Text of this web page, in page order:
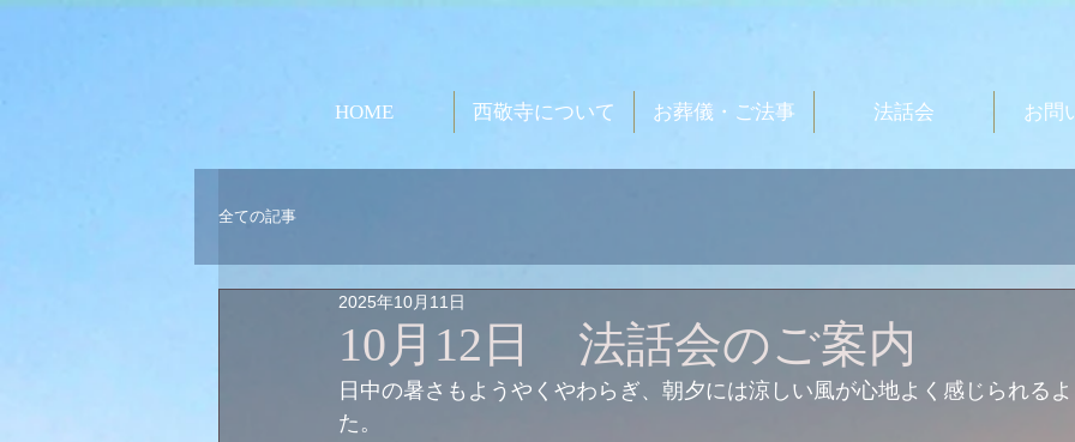
HOME 西敬寺について お葬儀・ご法事 法話会 お問
全ての記事
10月12日 法話会のご案内
2025年10月11日
日中の暑さもようやくやわらぎ、朝夕には涼しい風が心地よく感じられる
た。